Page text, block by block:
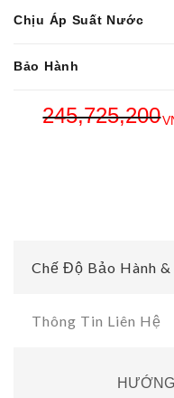
Chịu Áp Suất Nước
Bảo Hành
245,725,200
Chế Độ Bảo Hành
Thông Tin Liên Hệ